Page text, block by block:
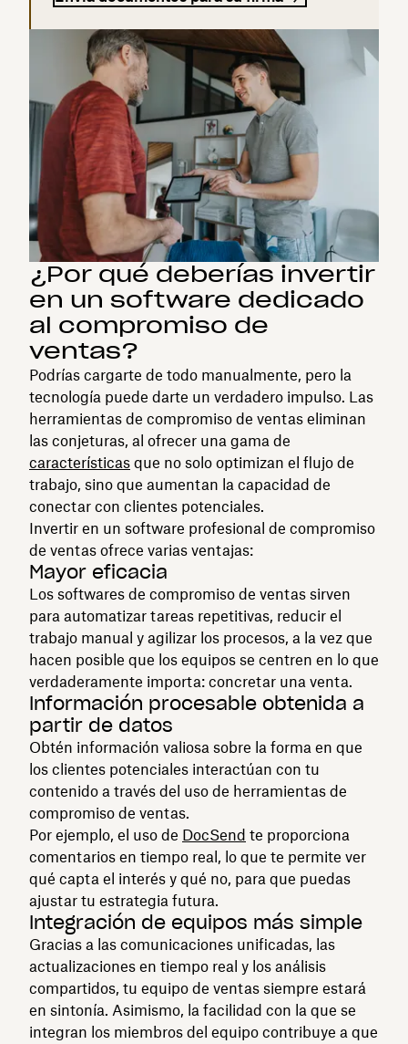
¿Por qué deberías invertir
en un software dedicado
al compromiso de
ventas?
Podrías cargarte de todo manualmente, pero la
tecnología puede darte un verdadero impulso. Las
herramientas de compromiso de ventas eliminan
las conjeturas, al ofrecer una gama de
características que no solo optimizan el flujo de
trabajo, sino que aumentan la capacidad de
conectar con clientes potenciales.
Invertir en un software profesional de compromiso
de ventas ofrece varias ventajas:
Mayor eficacia
Los softwares de compromiso de ventas sirven
para automatizar tareas repetitivas, reducir el
trabajo manual y agilizar los procesos, a la vez que
hacen posible que los equipos se centren en lo que
verdaderamente importa: concretar una venta.
Información procesable obtenida a
partir de datos
Obtén información valiosa sobre la forma en que
los clientes potenciales interactúan con tu
contenido a través del uso de herramientas de
compromiso de ventas.
Por ejemplo, el uso de DocSend te proporciona
comentarios en tiempo real, lo que te permite ver
qué capta el interés y qué no, para que puedas
ajustar tu estrategia futura.
Integración de equipos más simple
Gracias a las comunicaciones unificadas, las
actualizaciones en tiempo real y los análisis
compartidos, tu equipo de ventas siempre estará
en sintonía. Asimismo, la facilidad con la que se
integran los miembros del equipo contribuye a que